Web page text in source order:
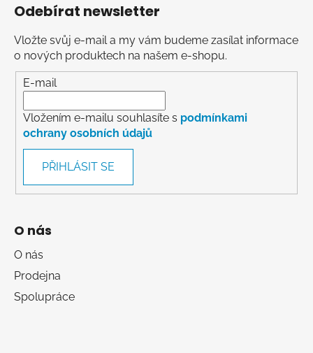
Odebírat newsletter
Vložte svůj e-mail a my vám budeme zasílat informace
o nových produktech na našem e-shopu.
E-mail
Vložením e-mailu souhlasíte s podmínkami
ochrany osobních údajů
PŘIHLÁSIT SE
O nás
O nás
Prodejna
Spolupráce